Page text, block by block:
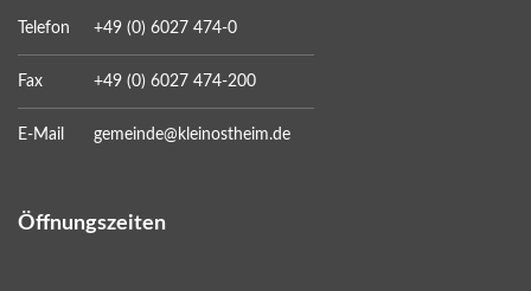
Telefon +49 (0) 6027 474-0
Fax +49 (0) 6027 474-200
E-Mail gemeinde@kleinostheim.de
Öffnungszeiten